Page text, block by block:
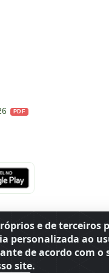
e de terceiros
personalizada ao
de acordo com o
site.
PDF
Porto Ferreira/ ·